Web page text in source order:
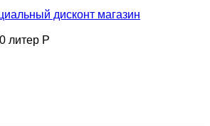
дисконт магазин
литер Р